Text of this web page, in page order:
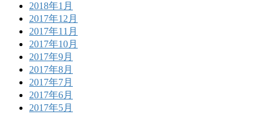
2018年1月
2017年12月
2017年11月
2017年10月
2017年9月
2017年8月
2017年7月
2017年6月
2017年5月